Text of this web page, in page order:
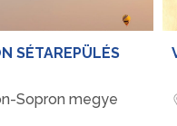
SÉTAREPÜLÉS
Sopron megye